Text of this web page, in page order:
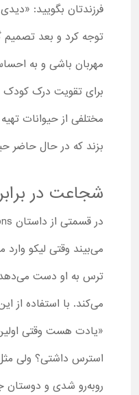
فرزندتان بگویید:‌
توجه کرد و بعد تصمیم
مهربان باشی و به
برای تقویت درک کودک
مختلفی از حیوانات
بزند که در حال حاضر
شجاعت در
می‌بیند وقتی لیکو
ترس به او دست
می‌کند. با استفاده از
«یادت هست وقتی
استرس داشتی؟ ولی
روبه‌رو شدی و دوستان